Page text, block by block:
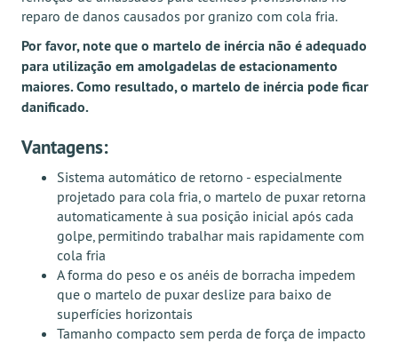
reparo de danos causados por granizo com cola fria.
Por favor, note que o martelo de inércia não é adequado
para utilização em amolgadelas de estacionamento
maiores. Como resultado, o martelo de inércia pode ficar
danificado.
Vantagens:
Sistema automático de retorno - especialmente
projetado para cola fria, o martelo de puxar retorna
automaticamente à sua posição inicial após cada
golpe, permitindo trabalhar mais rapidamente com
cola fria
A forma do peso e os anéis de borracha impedem
que o martelo de puxar deslize para baixo de
superfícies horizontais
Tamanho compacto sem perda de força de impacto